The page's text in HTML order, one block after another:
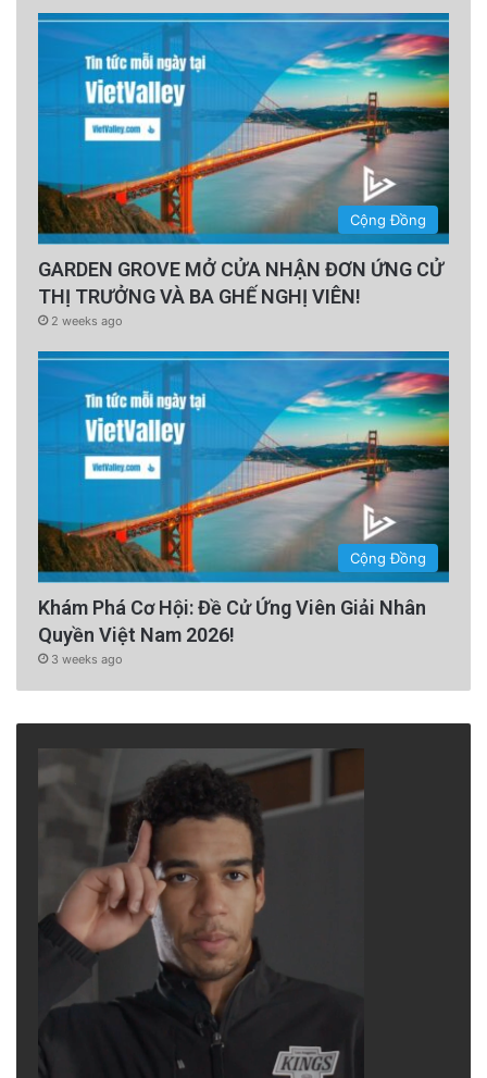
Cộng Đồng
GARDEN GROVE MỞ CỬA NHẬN ĐƠN ỨNG CỬ
THỊ TRƯỞNG VÀ BA GHẾ NGHỊ VIÊN!
2 weeks ago
Cộng Đồng
Khám Phá Cơ Hội: Đề Cử Ứng Viên Giải Nhân
Quyền Việt Nam 2026!
3 weeks ago